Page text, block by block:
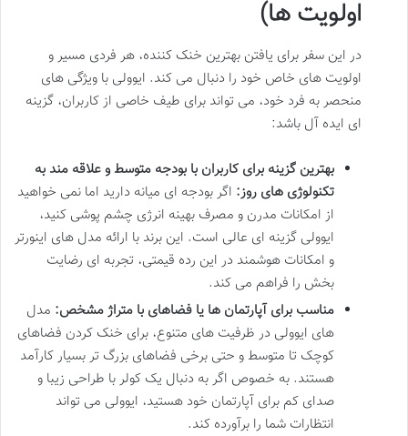
اولویت ها)
در این سفر برای یافتن بهترین خنک کننده، هر فردی مسیر و
اولویت های خاص خود را دنبال می کند. ایوولی با ویژگی های
منحصر به فرد خود، می تواند برای طیف خاصی از کاربران، گزینه
ای ایده آل باشد:
بهترین گزینه برای کاربران با بودجه متوسط و علاقه مند به
تکنولوژی های روز: اگر بودجه ای میانه دارید اما نمی خواهید
از امکانات مدرن و مصرف بهینه انرژی چشم پوشی کنید،
ایوولی گزینه ای عالی است. این برند با ارائه مدل های اینورتر
و امکانات هوشمند در این رده قیمتی، تجربه ای رضایت
بخش را فراهم می کند.
مناسب برای آپارتمان ها یا فضاهای با متراژ مشخص: مدل
های ایوولی در ظرفیت های متنوع، برای خنک کردن فضاهای
کوچک تا متوسط و حتی برخی فضاهای بزرگ تر بسیار کارآمد
هستند. به خصوص اگر به دنبال یک کولر با طراحی زیبا و
صدای کم برای آپارتمان خود هستید، ایوولی می تواند
انتظارات شما را برآورده کند.